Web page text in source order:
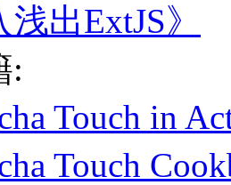
浅出ExtJS》
:
Touch in
Touch